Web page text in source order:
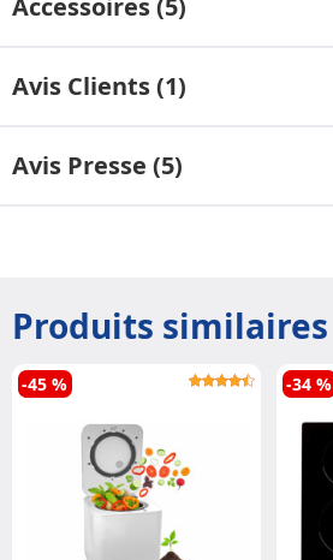
Avis Clients (1)
Avis Presse (5)
Produits similaires
-45 % -34 %